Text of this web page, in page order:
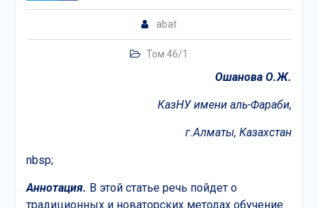
abat
Том 46/1
Ошанова О.Ж.
КазНУ имени аль-Фараби,
г.Алматы, Казахстан
nbsp;
Аннотация. В этой статье речь пойдет о
традиционных и новаторских методах обучение